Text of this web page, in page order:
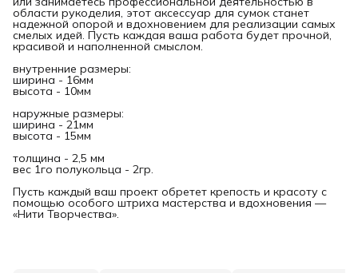
области рукоделия, этот аксессуар для сумок станет
надежной опорой и вдохновением для реализации самых
смелых идей. Пусть каждая ваша работа будет прочной,
красивой и наполненной смыслом.
внутренние размеры:
ширина - 16мм
высота - 10мм
наружные размеры:
ширина - 21мм
высота - 15мм
толщина - 2,5 мм
вес 1го полукольца - 2гр.
Пусть каждый ваш проект обретет крепость и красоту с
помощью особого штриха мастерства и вдохновения —
«Нити Творчества».